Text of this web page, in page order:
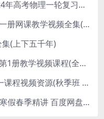
2024赵玉峰高三物理课程24年高考物理一轮复习网课教程
沪科版(初三)九年级物理全一册网课教学视频全集(录播版 杜春雨 66讲)
(上下五千年)
[胡金铭 Diana]新概念英语第1册教学视频课程(全集 百度网盘下载)
2022赵礼显高一数学必修一课程视频资源(秋季班 含讲义)百度网盘云
胡源2024届高考数学二轮寒假春季精讲 百度网盘分享